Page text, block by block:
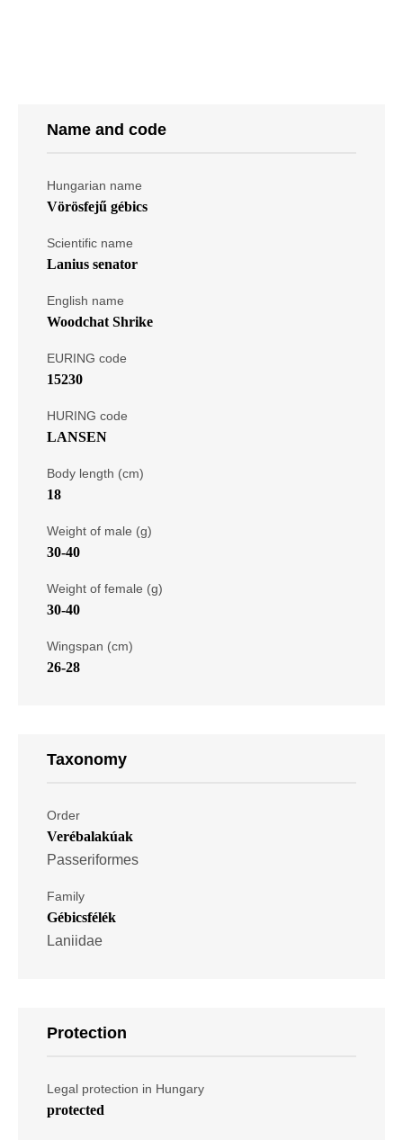
Name and code
Hungarian name
Vörösfejű gébics
Scientific name
Lanius senator
English name
Woodchat Shrike
EURING code
15230
HURING code
LANSEN
Body length (cm)
18
Weight of male (g)
30-40
Weight of female (g)
30-40
Wingspan (cm)
26-28
Taxonomy
Order
Verébalakúak
Passeriformes
Family
Gébicsfélék
Laniidae
Protection
Legal protection in Hungary
protected